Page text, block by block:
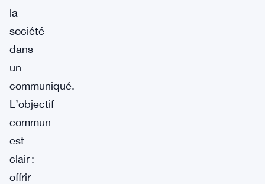
la
société
dans
un
communiqué.
L’objectif
commun
est
clair :
offrir